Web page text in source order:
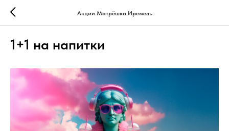
Акции Матрёшка Иремель
1+1 на напитки